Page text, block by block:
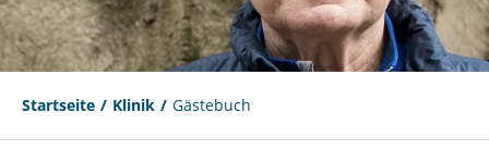
Startseite Klinik Gästebuch